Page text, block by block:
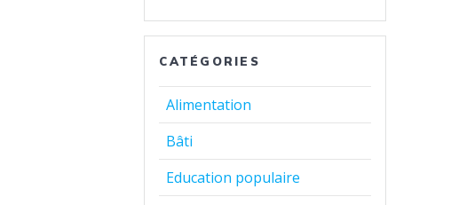
CATÉGORIES
Alimentation
Bâti
Education populaire